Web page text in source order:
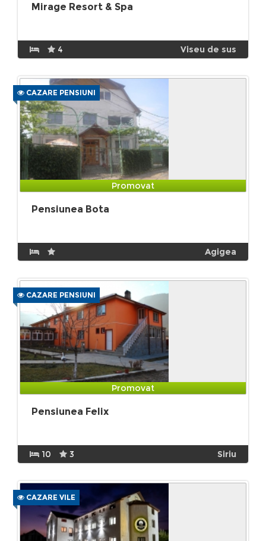
Mirage Resort & Spa
4 Viseu de sus
CAZARE PENSIUNI
Promovat
Pensiunea Bota
Agigea
CAZARE PENSIUNI
Promovat
Pensiunea Felix
10 3 Siriu
CAZARE VILE